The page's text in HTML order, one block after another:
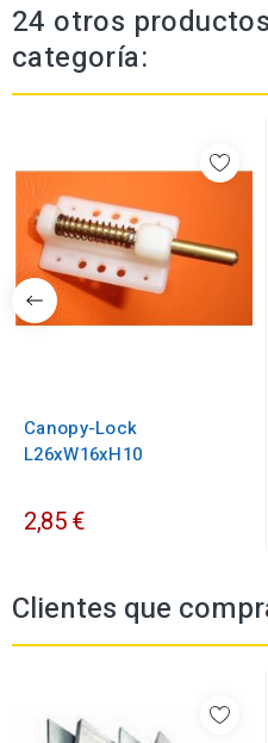
24 otros
categoría:
Canopy-Lock
L26xW16xH10
2,85 €
Clientes que